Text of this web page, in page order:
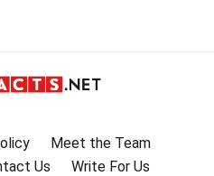
Meet the Team
Us
Write For Us